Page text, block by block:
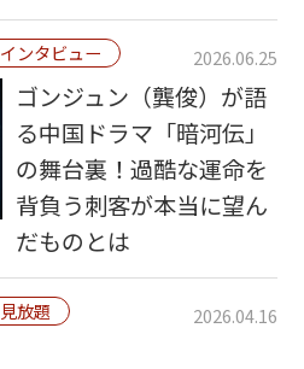
インタビュー 2026.06.25
ゴンジュン（龔俊）が語
る中国ドラマ「暗河伝」
の舞台裏！過酷な運命を
背負う刺客が本当に望ん
だものとは
見放題
2026.04.16